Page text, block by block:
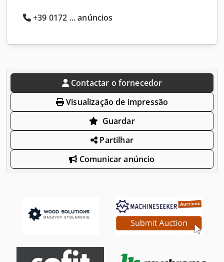
+39 0172 ... anúncios
Contactar o fornecedor
Visualização de impressão
Guardar
Partilhar
Comunicar anúncio